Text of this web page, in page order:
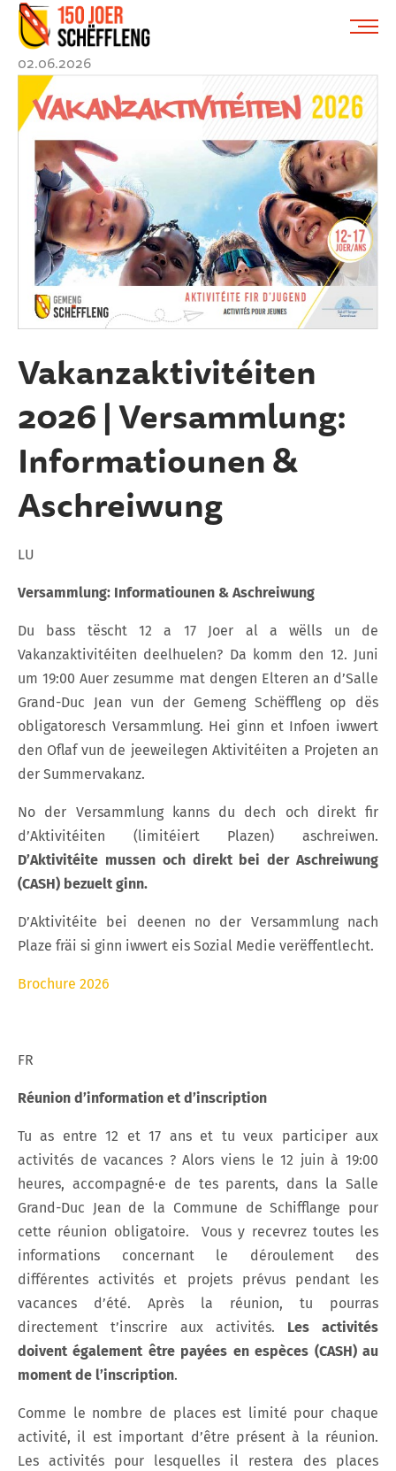
Schifflange, schifflange-logo, gemeng
02.06.2026
Vakanzaktivitéiten
2026 | Versammlung:
Informatiounen &
Aschreiwung
LU
Versammlung: Informatiounen & Aschreiwung
Du bass tëscht 12 a 17 Joer al a wëlls un de
Vakanzaktivitéiten deelhuelen? Da komm den 12. Juni
um 19:00 Auer zesumme mat dengen Elteren an d’Salle
Grand-Duc Jean vun der Gemeng Schëffleng op dës
obligatoresch Versammlung. Hei ginn et Infoen iwwert
den Oflaf vun de jeeweilegen Aktivitéiten a Projeten an
der Summervakanz.
No der Versammlung kanns du dech och direkt fir
d’Aktivitéiten (limitéiert Plazen) aschreiwen.
D’Aktivitéite mussen och direkt bei der Aschreiwung
(CASH) bezuelt ginn.
D’Aktivitéite bei deenen no der Versammlung nach
Plaze fräi si ginn iwwert eis Sozial Medie verëffentlecht.
Brochure 2026
FR
Réunion d’information et d’inscription
Tu as entre 12 et 17 ans et tu veux participer aux
activités de vacances ? Alors viens le 12 juin à 19:00
heures, accompagné·e de tes parents, dans la Salle
Grand-Duc Jean de la Commune de Schifflange pour
cette réunion obligatoire. Vous y recevrez toutes les
informations concernant le déroulement des
différentes activités et projets prévus pendant les
vacances d’été. Après la réunion, tu pourras
directement t’inscrire aux activités. Les activités
doivent également être payées en espèces (CASH) au
moment de l’inscription.
Comme le nombre de places est limité pour chaque
activité, il est important d’être présent à la réunion.
Les activités pour lesquelles il restera des places